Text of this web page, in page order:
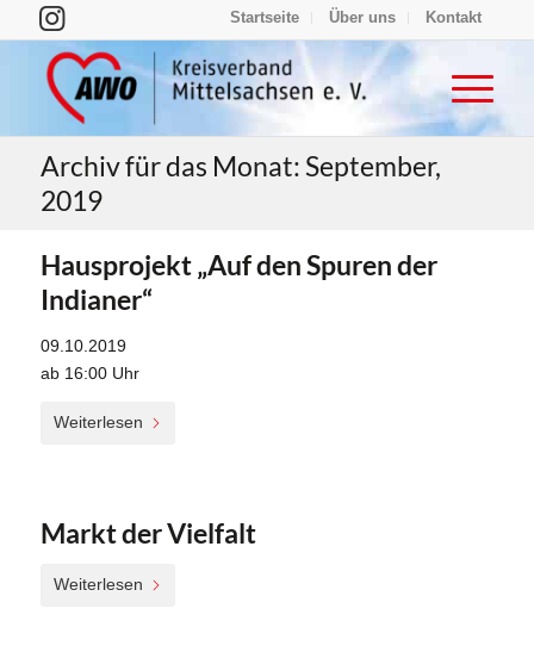
Startseite Über uns Kontakt
Archiv für das Monat: September,
2019
Hausprojekt „Auf den Spuren der
Indianer“
09.10.2019
ab 16:00 Uhr
Weiterlesen
Markt der Vielfalt
Weiterlesen